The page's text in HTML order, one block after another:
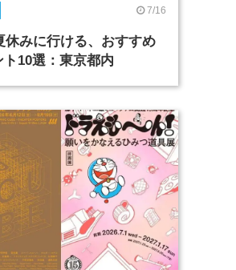
7/16
休みに行ける、おすすめ
ト10選：東京都内